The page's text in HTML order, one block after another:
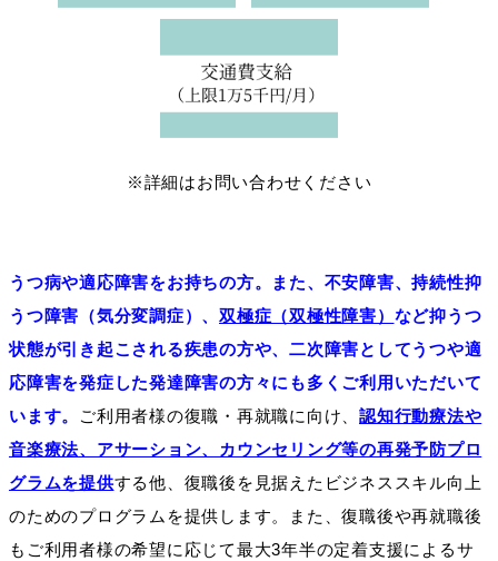
※詳細はお問い合わせください
うつ病や適応障害をお持ちの方。また、不安障害、持続性抑
うつ障害（気分変調症）、 双極症（双極性障害） など抑うつ
状態が引き起こされる疾患の方や、二次障害としてうつや適
応障害を発症した発達障害の方々にも多くご利用いただいて
います。
ご利用者様の復職・再就職に向け、 認知行動療法や
音楽療法、アサーション、カウンセリング等の再発予防プロ
グラムを提供する他、復職後を見据えたビジネススキル向上
のためのプログラムを提供します。また、復職後や再就職後
もご利用者様の希望に応じて最大3年半の定着支援によるサ